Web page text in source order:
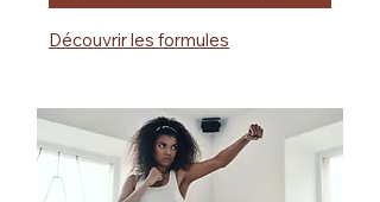
Découvrir les formules